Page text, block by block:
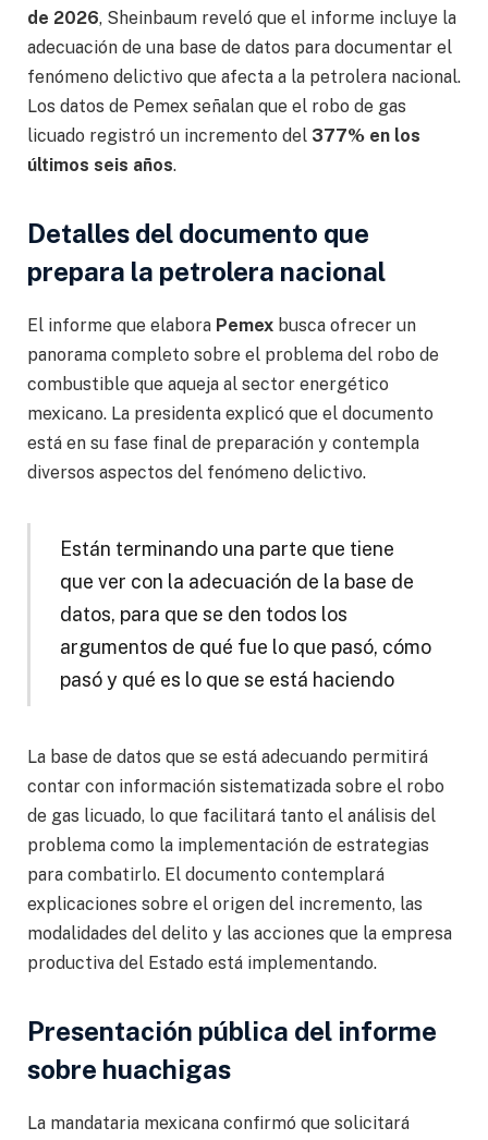
de 2026, Sheinbaum reveló que el informe incluye la
adecuación de una base de datos para documentar el
fenómeno delictivo que afecta a la petrolera nacional.
Los datos de Pemex señalan que el robo de gas
licuado registró un incremento del 377% en los
últimos seis años.
Detalles del documento que
prepara la petrolera nacional
El informe que elabora Pemex busca ofrecer un
panorama completo sobre el problema del robo de
combustible que aqueja al sector energético
mexicano. La presidenta explicó que el documento
está en su fase final de preparación y contempla
diversos aspectos del fenómeno delictivo.
Están terminando una parte que tiene
que ver con la adecuación de la base de
datos, para que se den todos los
argumentos de qué fue lo que pasó, cómo
pasó y qué es lo que se está haciendo
La base de datos que se está adecuando permitirá
contar con información sistematizada sobre el robo
de gas licuado, lo que facilitará tanto el análisis del
problema como la implementación de estrategias
para combatirlo. El documento contemplará
explicaciones sobre el origen del incremento, las
modalidades del delito y las acciones que la empresa
productiva del Estado está implementando.
Presentación pública del informe
sobre huachigas
La mandataria mexicana confirmó que solicitará